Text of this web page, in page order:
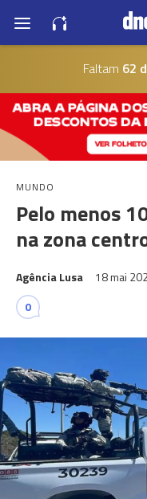
Faltam 62
MUNDO
Pelo menos
na zona
Agência Lusa 18 mai
0